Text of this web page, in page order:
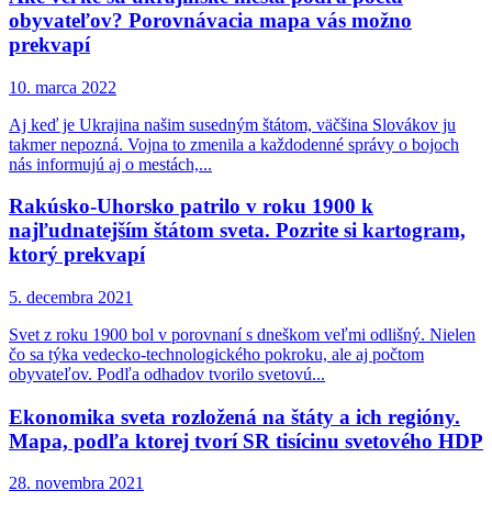
obyvateľov? Porovnávacia mapa vás možno
prekvapí
10. marca 2022
Aj keď je Ukrajina našim susedným štátom, väčšina Slovákov ju
takmer nepozná. Vojna to zmenila a každodenné správy o bojoch
nás informujú aj o mestách,...
Rakúsko-Uhorsko patrilo v roku 1900 k
najľudnatejším štátom sveta. Pozrite si kartogram,
ktorý prekvapí
5. decembra 2021
Svet z roku 1900 bol v porovnaní s dneškom veľmi odlišný. Nielen
čo sa týka vedecko-technologického pokroku, ale aj počtom
obyvateľov. Podľa odhadov tvorilo svetovú...
Ekonomika sveta rozložená na štáty a ich regióny.
Mapa, podľa ktorej tvorí SR tisícinu svetového HDP
28. novembra 2021